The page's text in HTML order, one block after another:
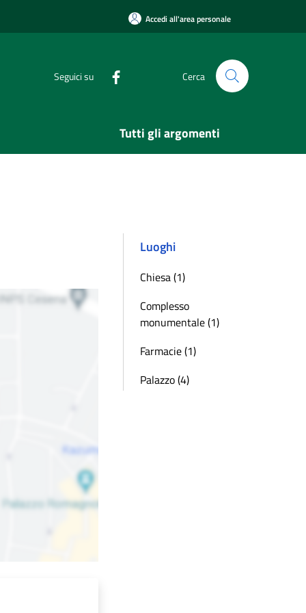
Accedi all'area personale
Seguici su Cerca
Tutti gli argomenti
Luoghi
Chiesa (1)
Complesso
monumentale (1)
Farmacie (1)
Palazzo (4)